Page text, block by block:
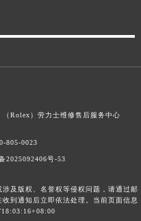
Rolex） 劳力士维修售后服务中心
805-0023
2025092406号-53
及版权、名誉权等侵权问题，请通过邮
到通知后立即依法处理。当前页面信息